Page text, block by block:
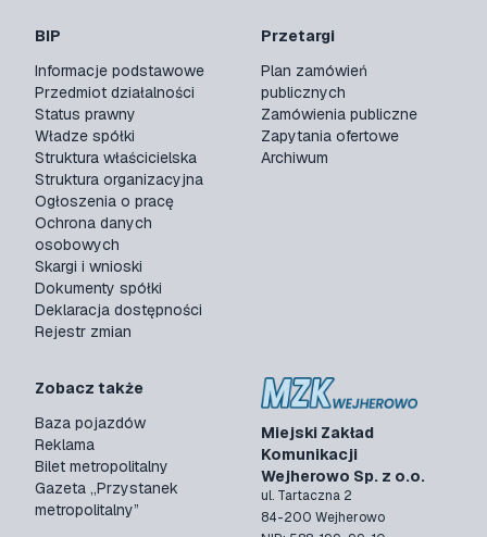
Miejski Zakład
Komunikacji
Wejherowo Sp. z o.o.
ul. Tartaczna 2
84-200 Wejherowo
BIP
Informacje podstawowe
Przedmiot działalności
Status prawny
Władze spółki
Struktura właścicielska
Struktura organizacyjna
Ogłoszenia o pracę
Ochrona danych
osobowych
Skargi i wnioski
Dokumenty spółki
Deklaracja dostępności
Rejestr zmian
Przetargi
Plan zamówień
publicznych
Zamówienia publiczne
Zapytania ofertowe
Archiwum
Zobacz także
Baza pojazdów
Reklama
Bilet metropolitalny
Gazeta „Przystanek
metropolitalny”